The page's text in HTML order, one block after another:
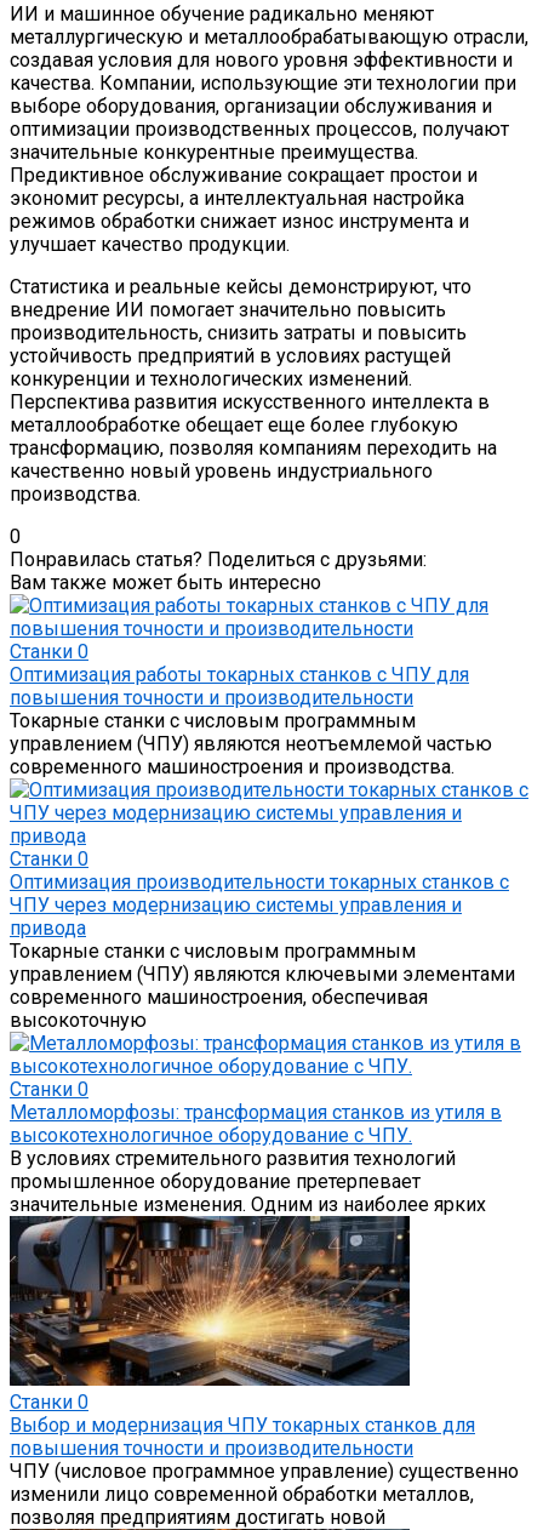
ИИ и машинное обучение радикально меняют
металлургическую и металлообрабатывающую отрасли,
создавая условия для нового уровня эффективности и
качества. Компании, использующие эти технологии при
выборе оборудования, организации обслуживания и
оптимизации производственных процессов, получают
значительные конкурентные преимущества.
Предиктивное обслуживание сокращает простои и
экономит ресурсы, а интеллектуальная настройка
режимов обработки снижает износ инструмента и
улучшает качество продукции.
Статистика и реальные кейсы демонстрируют, что
внедрение ИИ помогает значительно повысить
производительность, снизить затраты и повысить
устойчивость предприятий в условиях растущей
конкуренции и технологических изменений.
Перспектива развития искусственного интеллекта в
металлообработке обещает еще более глубокую
трансформацию, позволяя компаниям переходить на
качественно новый уровень индустриального
производства.
0
Понравилась статья? Поделиться с друзьями:
Вам также может быть интересно
Станки 0
Оптимизация работы токарных станков с ЧПУ для
повышения точности и производительности
Токарные станки с числовым программным
управлением (ЧПУ) являются неотъемлемой частью
современного машиностроения и производства.
Станки 0
Оптимизация производительности токарных станков с
ЧПУ через модернизацию системы управления и
привода
Токарные станки с числовым программным
управлением (ЧПУ) являются ключевыми элементами
современного машиностроения, обеспечивая
высокоточную
Станки 0
Металломорфозы: трансформация станков из утиля в
высокотехнологичное оборудование с ЧПУ.
В условиях стремительного развития технологий
промышленное оборудование претерпевает
значительные изменения. Одним из наиболее ярких
Станки 0
Выбор и модернизация ЧПУ токарных станков для
повышения точности и производительности
ЧПУ (числовое программное управление) существенно
изменили лицо современной обработки металлов,
позволяя предприятиям достигать новой